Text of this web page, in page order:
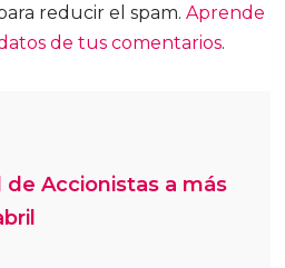
reducir el spam. Aprende
de tus comentarios.
de Accionistas a más